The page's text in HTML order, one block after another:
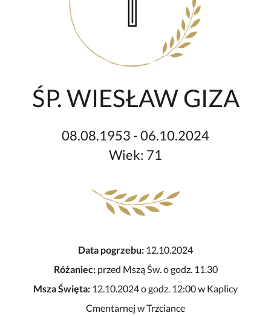
ŚP. WIESŁAW GIZA
08.08.1953 - 06.10.2024
Wiek: 71
Data pogrzebu: 12.10.2024
Różaniec:przed Mszą Św. o godz. 11.30
Msza Święta: 12.10.2024 o godz. 12:00 w Kaplicy
Cmentarnej w Trzciance